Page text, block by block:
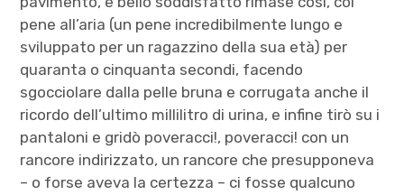
pene all’aria (un pene incredibilmente lungo e
sviluppato per un ragazzino della sua età) per
quaranta o cinquanta secondi, facendo
sgocciolare dalla pelle bruna e corrugata anche il
ricordo dell’ultimo millilitro di urina, e infine tirò su i
pantaloni e gridò poveracci!, poveracci! con un
rancore indirizzato, un rancore che presupponeva
– o forse aveva la certezza – ci fosse qualcuno